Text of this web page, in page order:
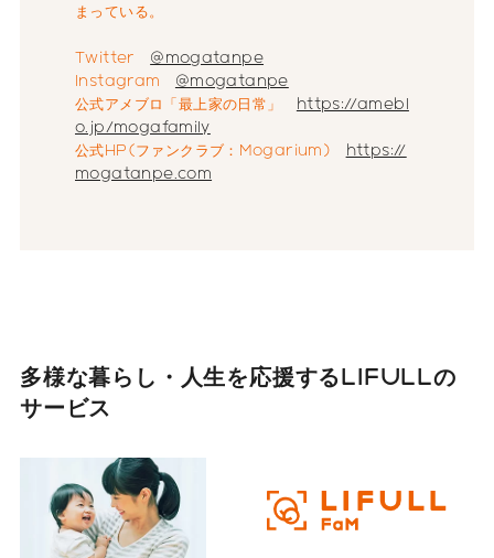
まっている。
Twitter @mogatanpe
Instagram @mogatanpe
公式アメブロ「最上家の日常」 https://amebl
o.jp/mogafamily
公式HP(ファンクラブ：Mogarium) https://
mogatanpe.com
多様な暮らし・人生を応援するLIFULLの
サービス